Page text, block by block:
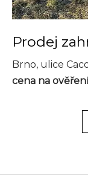
Prodej
Brno, ulice
cena na